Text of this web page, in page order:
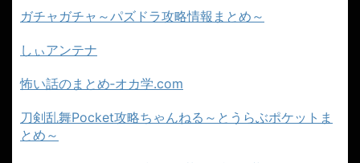
ガチャガチャ～パズドラ攻略情報まとめ～
しぃアンテナ
怖い話のまとめ‐オカ学.com
刀剣乱舞Pocket攻略ちゃんねる～とうらぶポケットま
とめ～